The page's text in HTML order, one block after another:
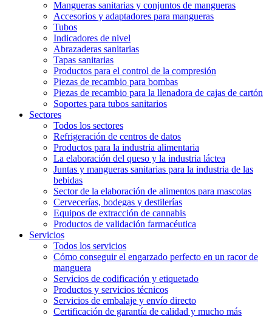
Mangueras sanitarias y conjuntos de mangueras
Accesorios y adaptadores para mangueras
Tubos
Indicadores de nivel
Abrazaderas sanitarias
Tapas sanitarias
Productos para el control de la compresión
Piezas de recambio para bombas
Piezas de recambio para la llenadora de cajas de cartón
Soportes para tubos sanitarios
Sectores
Todos los sectores
Refrigeración de centros de datos
Productos para la industria alimentaria
La elaboración del queso y la industria láctea
Juntas y mangueras sanitarias para la industria de las
bebidas
Sector de la elaboración de alimentos para mascotas
Cervecerías, bodegas y destilerías
Equipos de extracción de cannabis
Productos de validación farmacéutica
Servicios
Todos los servicios
Cómo conseguir el engarzado perfecto en un racor de
manguera
Servicios de codificación y etiquetado
Productos y servicios técnicos
Servicios de embalaje y envío directo
Certificación de garantía de calidad y mucho más